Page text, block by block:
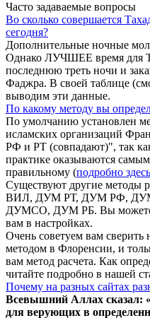
Часто задаваемые вопросы
Во сколько совершается
сегодня?
Дополнительные ночные
Однако ЛУЧШЕЕ время для
последнюю треть ночи и
Фаджра. В своей таблице
выводим эти данные.
По какому методу вы
По умолчанию установлен
исламских организаций
РФ и РТ (совпадают)", так
практике оказываются
правильному (подробно здесь
Существуют другие методы
ВИЛ, ДУМ РТ, ДУМ РФ,
ДУМСО, ДУМ РБ. Вы можете
вам в настройках.
Очень советуем вам
методом в Флоренсии, и
вам метод расчета. Как
читайте подробно в нашей
Почему на разных сайтах
Всевышний Аллах сказал:
для верующих в